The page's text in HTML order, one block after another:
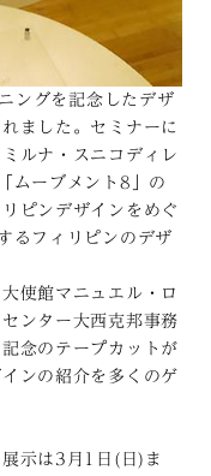
ングを記念したデザ
ました。セミナーに
ルナ・スニコディレ
ムーブメント8」の
ピンデザインをめぐ
るフィリピンのデザ
使館マニュエル・ロ
ンター大西克邦事務
念のテープカットが
ンの紹介を多くのゲ
示は3月1日(日)ま